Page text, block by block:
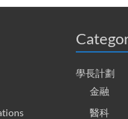
學長計劃
金融
醫科